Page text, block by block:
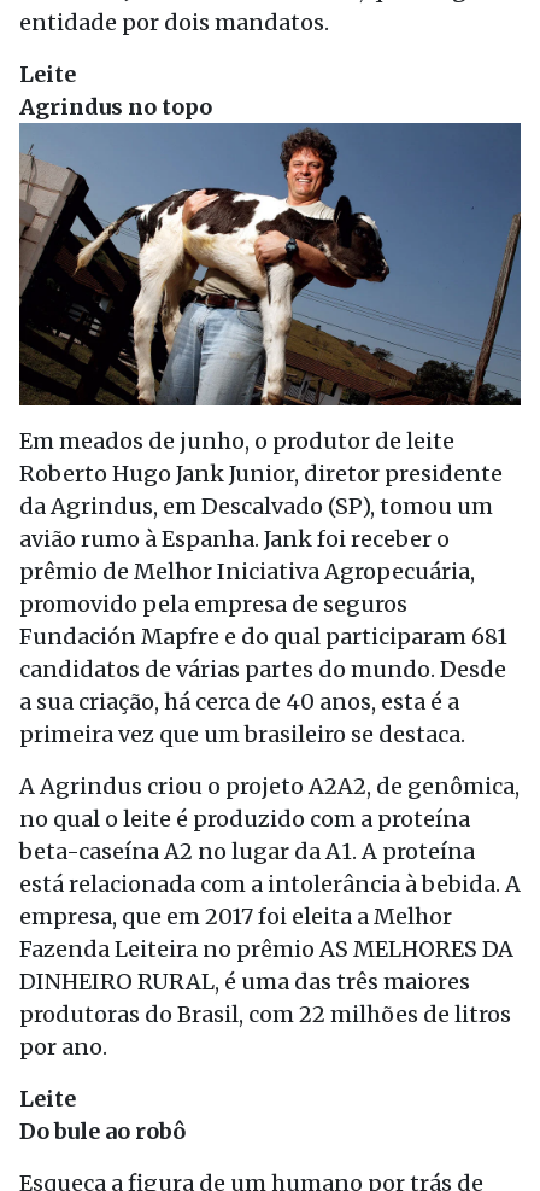
entidade por dois mandatos.
Leite
Agrindus no topo
Em meados de junho, o produtor de leite
Roberto Hugo Jank Junior, diretor presidente
da Agrindus, em Descalvado (SP), tomou um
avião rumo à Espanha. Jank foi receber o
prêmio de Melhor Iniciativa Agropecuária,
promovido pela empresa de seguros
Fundación Mapfre e do qual participaram 681
candidatos de várias partes do mundo. Desde
a sua criação, há cerca de 40 anos, esta é a
primeira vez que um brasileiro se destaca.
A Agrindus criou o projeto A2A2, de genômica,
no qual o leite é produzido com a proteína
beta-caseína A2 no lugar da A1. A proteína
está relacionada com a intolerância à bebida. A
empresa, que em 2017 foi eleita a Melhor
Fazenda Leiteira no prêmio AS MELHORES DA
DINHEIRO RURAL, é uma das três maiores
produtoras do Brasil, com 22 milhões de litros
por ano.
Leite
Do bule ao robô
Esqueça a figura de um humano por trás de